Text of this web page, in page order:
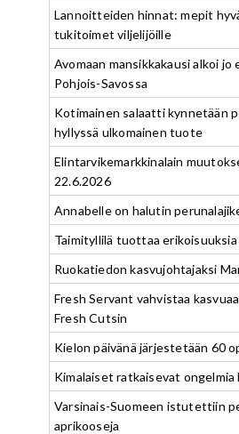
Lannoitteiden hinnat: mepit
tukitoimet viljelijöille
Avomaan mansikkakausi alkoi jo
Pohjois-Savossa
Kotimainen salaatti kynnetään
hyllyssä ulkomainen tuote
Elintarvikemarkkinalain
22.6.2026
Annabelle on halutin
Taimityllilä tuottaa erikoisuuksia
Ruokatiedon kasvujohtajaksi
Fresh Servant vahvistaa
Fresh Cutsin
Kielon päivänä järjestetään 60
Kimalaiset ratkaisevat ongelmia
Varsinais-Suomeen istutettiin
aprikooseja